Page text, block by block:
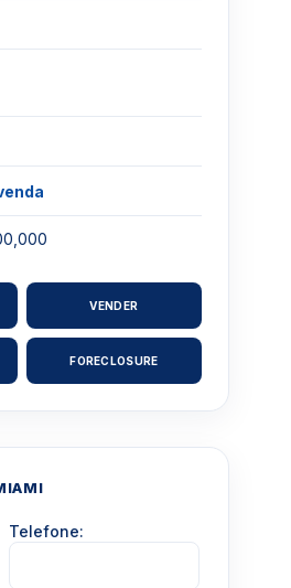
VENDER
FORECLOSURE
Telefone: